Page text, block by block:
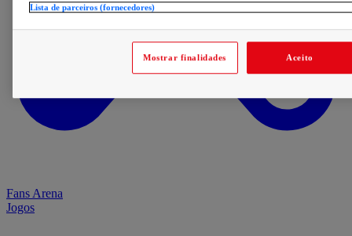
Fans Arena
Jogos
Lista de parceiros (fornecedores)
Mostrar finalidades Aceito